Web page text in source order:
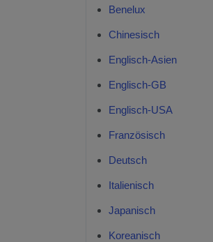
Benelux
Chinesisch
Englisch-Asien
Englisch-GB
Englisch-USA
Französisch
Deutsch
Italienisch
Japanisch
Koreanisch